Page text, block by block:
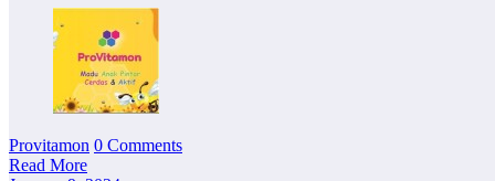
Provitamon 0 Comments
Read More